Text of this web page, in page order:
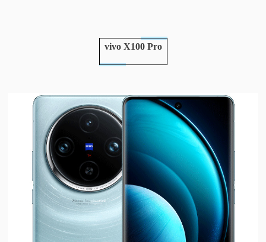
vivo X100 Pro